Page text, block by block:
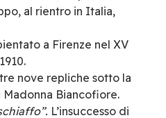
al rientro in Italia,
a Firenze nel XV
nove repliche sotto la
Madonna Biancofiore.
L’insuccesso di